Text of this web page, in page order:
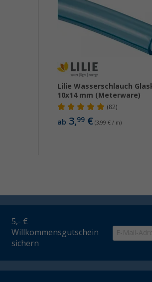
Lilie Wasserschlauch
10x14 mm (Meterware)
(82)
ab 3,99€ (3,99 € / m)
5,- €
Willkommensgutschein
sichern